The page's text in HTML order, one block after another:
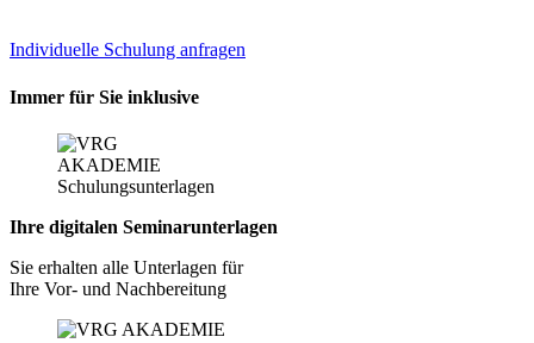
Individuelle Schulung anfragen
Immer für Sie inklusive
Ihre digitalen Seminarunterlagen
Sie erhalten alle Unterlagen für
Ihre Vor- und Nachbereitung